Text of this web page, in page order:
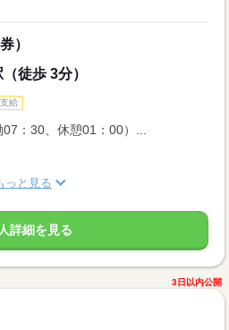
）
徒歩 3分）
給
：30、休憩01：00）...
っと見る
詳細を見る
3日以内公開